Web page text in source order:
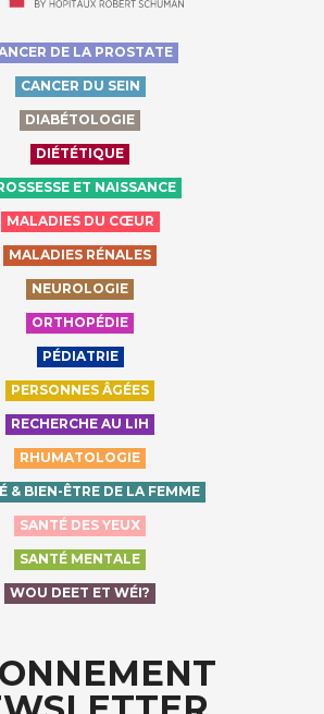
DE LA PROSTATE
CANCER DU SEIN
DIABÉTOLOGIE
DIÉTÉTIQUE
ET NAISSANCE
MALADIES DU CŒUR
MALADIES RÉNALES
NEUROLOGIE
ORTHOPÉDIE
PÉDIATRIE
PERSONNES ÂGÉES
RECHERCHE AU LIH
RHUMATOLOGIE
& BIEN-ÊTRE DE LA FEMME
SANTÉ DES YEUX
SANTÉ MENTALE
WOU DEET ET WÉI?